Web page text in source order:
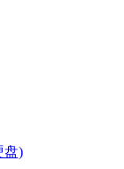
盘)